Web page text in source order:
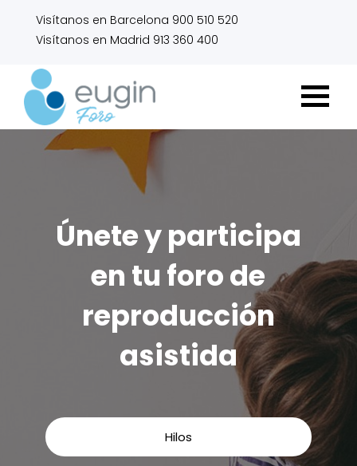
Visítanos en Barcelona 900 510 520
Visítanos en Madrid 913 360 400
Únete y participa
en tu foro de
reproducción
asistida
Hilos